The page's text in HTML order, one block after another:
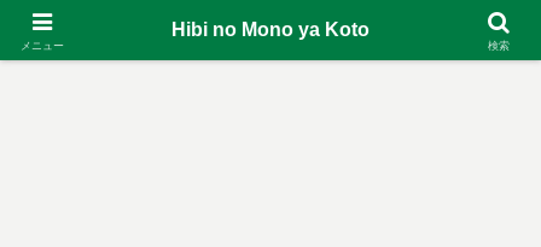
メニュー
Hibi no Mono ya Koto
検索